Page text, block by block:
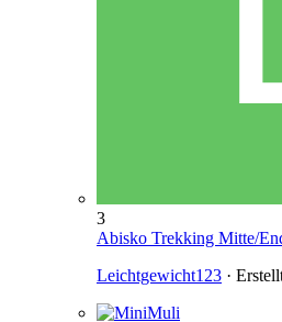
3
Abisko Trekking Mitte/
Leichtgewicht123 ·